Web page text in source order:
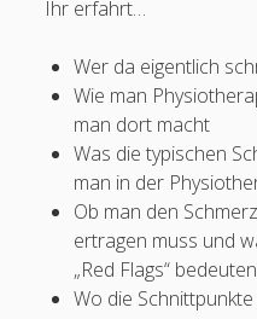
#25 Daniel Schümann:
FÜNF FRAGEN an Jonas
zum Schmerz in der
#24 Svetlana Geyrhofer:
FÜNF FRAGEN an Tim
Schmerzpflege
Ihr erfahrt…
Wer da eigentlich
Wie man
man dort macht
Was die typischen
man in der
Ob man den
ertragen muss und
„Red Flags“ bedeuten
Wo die